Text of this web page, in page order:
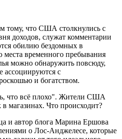
тому, что США столкнулись с
доходов, служат комментарии
обилию бездомных в
места временного пребывания
можно обнаружить повсюду,
ассоциируются с
и богатством.
и автор блога Марина Ершова
о Лос-Анджелесе, которые